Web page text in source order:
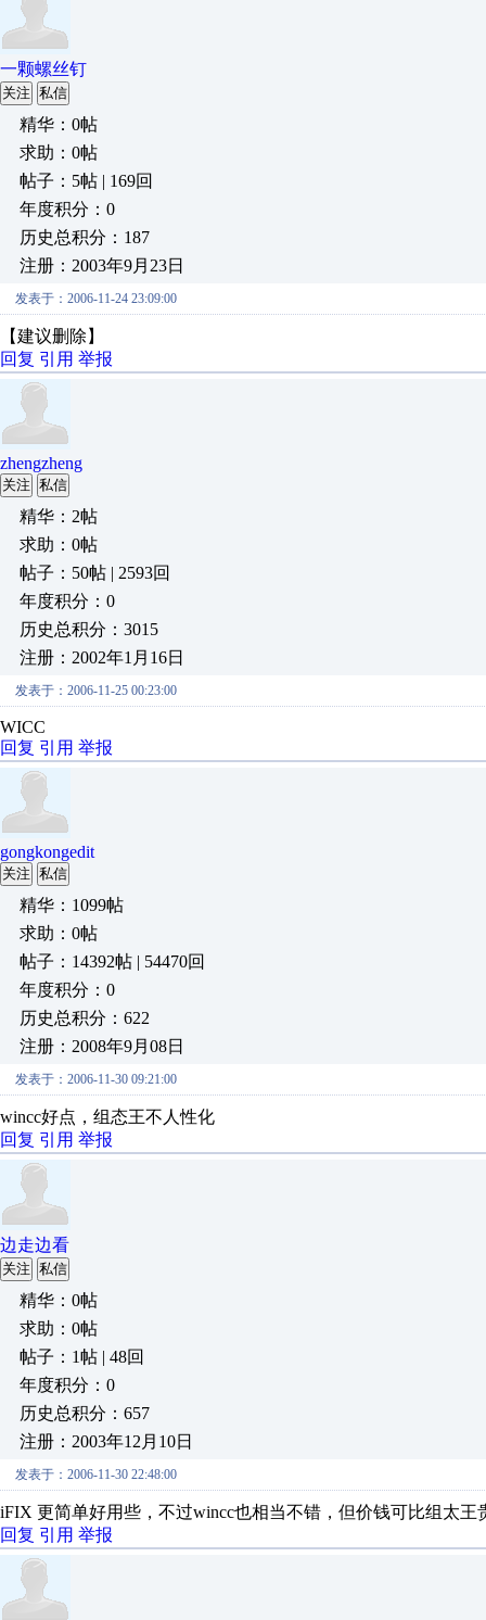
一颗螺丝钉
关注 私信
精华：0帖
求助：0帖
帖子：5帖 | 169回
年度积分：0
历史总积分：187
注册：2003年9月23日
发表于：2006-11-24 23:09:00
【建议删除】
回复 引用 举报
zhengzheng
关注 私信
精华：2帖
求助：0帖
帖子：50帖 | 2593回
年度积分：0
历史总积分：3015
注册：2002年1月16日
发表于：2006-11-25 00:23:00
WICC
回复 引用 举报
gongkongedit
关注 私信
精华：1099帖
求助：0帖
帖子：14392帖 | 54470回
年度积分：0
历史总积分：622
注册：2008年9月08日
发表于：2006-11-30 09:21:00
wincc好点，组态王不人性化
回复 引用 举报
边走边看
关注 私信
精华：0帖
求助：0帖
帖子：1帖 | 48回
年度积分：0
历史总积分：657
注册：2003年12月10日
发表于：2006-11-30 22:48:00
iFIX 更简单好用些，不过wincc也相当不错，但价钱可比组太王
回复 引用 举报